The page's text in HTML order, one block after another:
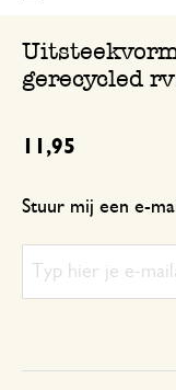
gerecycled
11,95
Stuur mij een e-